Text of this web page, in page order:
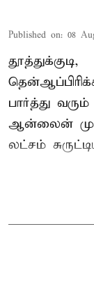
Published on: 08
தூத்துக்குடி,
பார்த்து
ஆன்லைன்
லட்சம்